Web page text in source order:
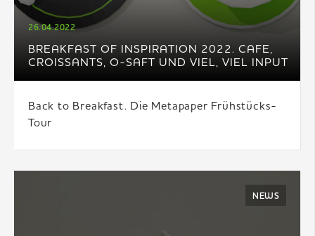
BREAKFAST OF INSPIRATION 2022. CAFE,
CROISSANTS, O-SAFT UND VIEL, VIEL INPUT
26.04.2022
Back to Breakfast. Die Metapaper Frühstücks-
Tour
NEWS